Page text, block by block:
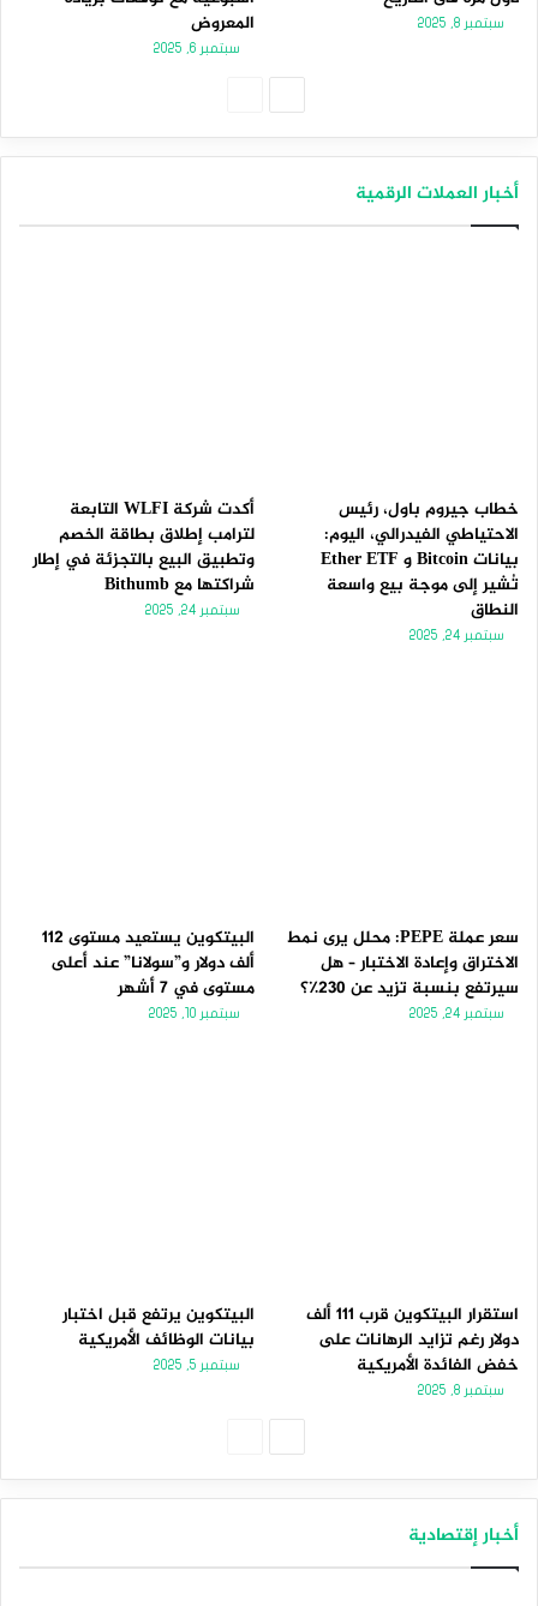
سبتمبر 8, 2025
المعروض
سبتمبر 6, 2025
أخبار العملات الرقمية
خطاب جيروم باول، رئيس
الاحتياطي الفيدرالي، اليوم:
بيانات Bitcoin و Ether ETF
تُشير إلى موجة بيع واسعة
النطاق
سبتمبر 24, 2025
أكدت شركة WLFI التابعة
لترامب إطلاق بطاقة الخصم
وتطبيق البيع بالتجزئة في إطار
شراكتها مع Bithumb
سبتمبر 24, 2025
سعر عملة PEPE: محلل يرى نمط
الاختراق وإعادة الاختبار – هل
سيرتفع بنسبة تزيد عن 230٪؟
سبتمبر 24, 2025
البيتكوين يستعيد مستوى 112
ألف دولار و”سولانا” عند أعلى
مستوى في 7 أشهر
سبتمبر 10, 2025
استقرار البيتكوين قرب 111 ألف
دولار رغم تزايد الرهانات على
خفض الفائدة الأمريكية
سبتمبر 8, 2025
البيتكوين يرتفع قبل اختبار
بيانات الوظائف الأمريكية
سبتمبر 5, 2025
أخبار إقتصادية